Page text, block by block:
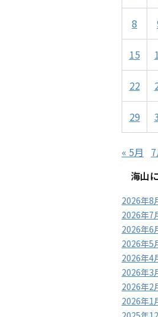
8
15
22
29
« 5月
海山
2026年8
2026年7
2026年6
2026年5
2026年4
2026年3
2026年2
2026年1